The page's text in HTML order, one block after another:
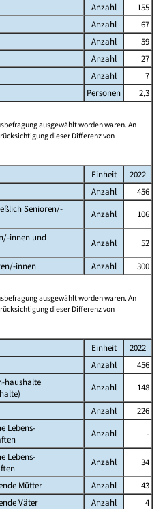
Anzahl
155
Anzahl
67
Anzahl
59
Anzahl
27
Anzahl
7
Personen
2,3
ausgewählt worden waren. An
dieser Differenz von
Einheit
2022
Anzahl
456
Senioren/-
Anzahl
106
innen und
Anzahl
52
innen
Anzahl
300
ausgewählt worden waren. An
dieser Differenz von
Einheit
2022
Anzahl
456
haushalte
Anzahl
148
Anzahl
226
Lebens-
Anzahl
-
Lebens-
Anzahl
34
Mütter
Anzahl
43
Väter
Anzahl
4